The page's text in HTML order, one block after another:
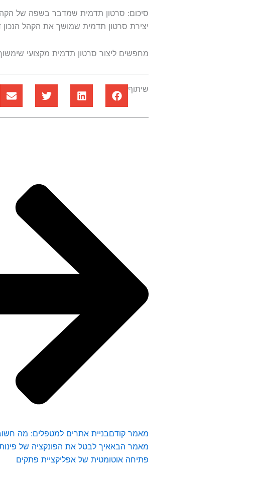
סיכום: סרטון תדמית שמדבר בשפה של
יצירת סרטון תדמית שמושך את הקהל הנכון
מחפשים ליצור סרטון תדמית מקצועי
שיתוף
מאמר קודםבניית אתרים למטפלים: מה
מאמר הבאאיך לבטל את הפונקציה של
פתיחה אוטומטית של אפליקציית פתקים